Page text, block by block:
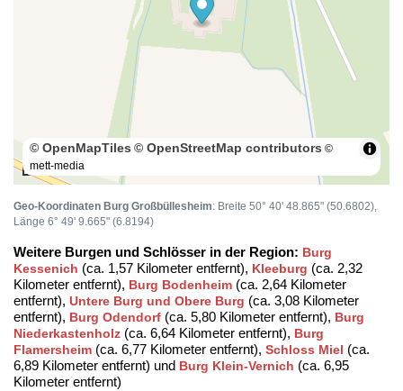
100 m
© OpenMapTiles © OpenStreetMap contributors ©
mett-media
Geo-Koordinaten Burg Großbüllesheim: Breite 50° 40' 48.865" (50.6802),
Länge 6° 49' 9.665" (6.8194)
Weitere Burgen und Schlösser in der Region: Burg
Kessenich (ca. 1,57 Kilometer entfernt), Kleeburg (ca. 2,32
Kilometer entfernt), Burg Bodenheim (ca. 2,64 Kilometer
entfernt), Untere Burg und Obere Burg (ca. 3,08 Kilometer
entfernt), Burg Odendorf (ca. 5,80 Kilometer entfernt), Burg
Niederkastenholz (ca. 6,64 Kilometer entfernt), Burg
Flamersheim (ca. 6,77 Kilometer entfernt), Schloss Miel (ca.
6,89 Kilometer entfernt) und Burg Klein-Vernich (ca. 6,95
Kilometer entfernt)